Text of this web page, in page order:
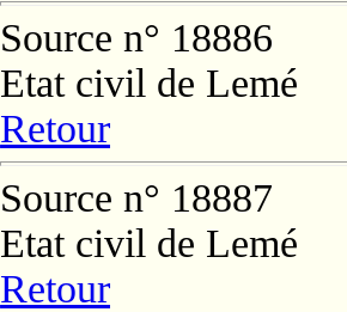
Source n° 18886
Etat civil de Lemé
Retour
Source n° 18887
Etat civil de Lemé
Retour